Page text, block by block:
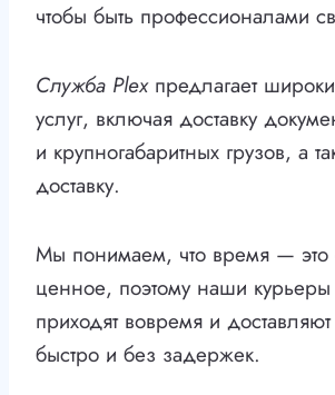
чтобы быть профессионалами
Служба Plexпредлагает
услуг, включая доставку
и крупногабаритных грузов, а
доставку.
Мы понимаем, что время — это
ценное, поэтому наши курьеры
приходят вовремя и
быстро и без задержек.